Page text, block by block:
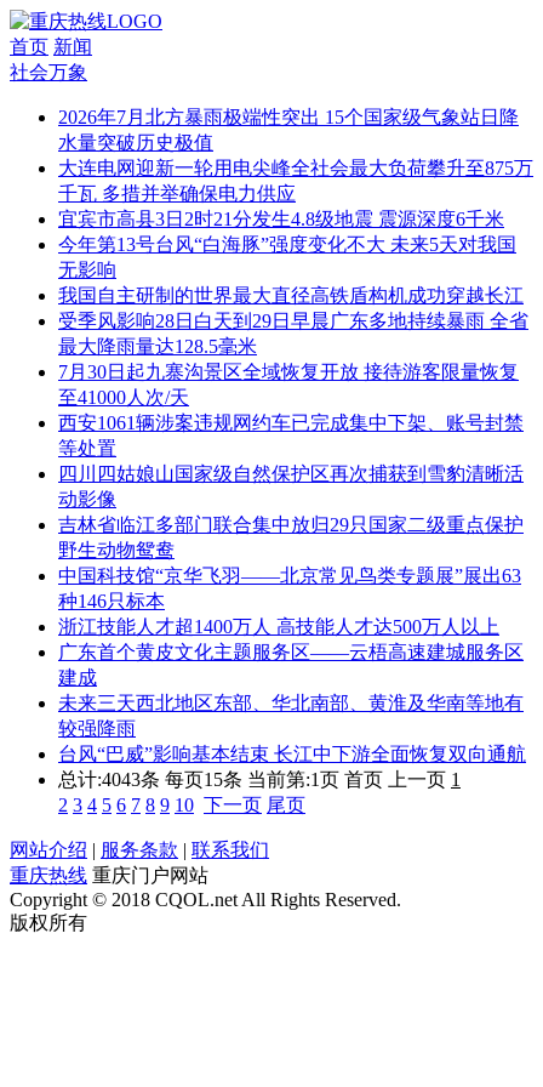
首页 新闻
社会万象
2026年7月北方暴雨极端性突出 15个国家级气象站日降
水量突破历史极值
大连电网迎新一轮用电尖峰全社会最大负荷攀升至875万
千瓦 多措并举确保电力供应
宜宾市高县3日2时21分发生4.8级地震 震源深度6千米
今年第13号台风“白海豚”强度变化不大 未来5天对我国
无影响
我国自主研制的世界最大直径高铁盾构机成功穿越长江
受季风影响28日白天到29日早晨广东多地持续暴雨 全省
最大降雨量达128.5毫米
7月30日起九寨沟景区全域恢复开放 接待游客限量恢复
至41000人次/天
西安1061辆涉案违规网约车已完成集中下架、账号封禁
等处置
四川四姑娘山国家级自然保护区再次捕获到雪豹清晰活
动影像
吉林省临江多部门联合集中放归29只国家二级重点保护
野生动物鸳鸯
中国科技馆“京华飞羽——北京常见鸟类专题展”展出63
种146只标本
浙江技能人才超1400万人 高技能人才达500万人以上
广东首个黄皮文化主题服务区——云梧高速建城服务区
建成
未来三天西北地区东部、华北南部、黄淮及华南等地有
较强降雨
台风“巴威”影响基本结束 长江中下游全面恢复双向通航
总计:4043条 每页15条 当前第:1页 首页 上一页 1
2 3 4 5 6 7 8 9 10 下一页 尾页
网站介绍 | 服务条款 | 联系我们
重庆热线 重庆门户网站
Copyright © 2018 CQOL.net All Rights Reserved.
版权所有